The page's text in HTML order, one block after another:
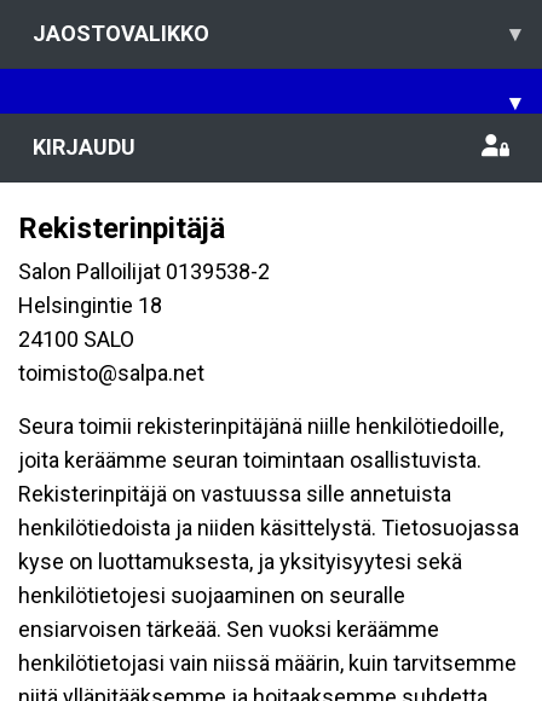
JAOSTOVALIKKO ▾
▾
KIRJAUDU
Rekisterinpitäjä
Salon Palloilijat 0139538-2
Helsingintie 18
24100 SALO
toimisto@salpa.net
Seura toimii rekisterinpitäjänä niille henkilötiedoille,
joita keräämme seuran toimintaan osallistuvista.
Rekisterinpitäjä on vastuussa sille annetuista
henkilötiedoista ja niiden käsittelystä. Tietosuojassa
kyse on luottamuksesta, ja yksityisyytesi sekä
henkilötietojesi suojaaminen on seuralle
ensiarvoisen tärkeää. Sen vuoksi keräämme
henkilötietojasi vain niissä määrin, kuin tarvitsemme